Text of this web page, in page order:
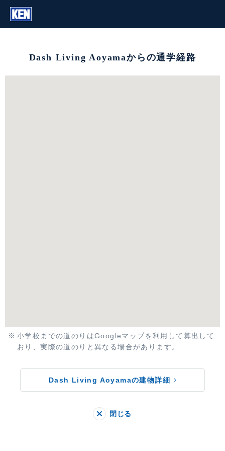
Dash Living Aoyamaからの通学経路
小学校までの道のりはGoogleマップを利用して算出して
おり、実際の道のりと異なる場合があります。
Dash Living Aoyamaの建物詳細
閉じる